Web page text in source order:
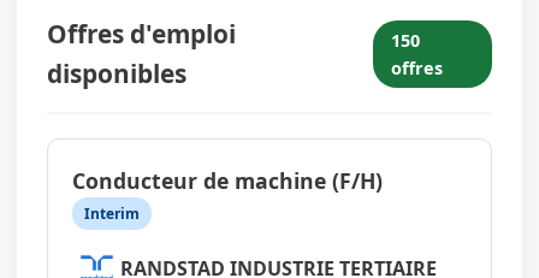
Offres d'emploi
disponibles
150
offres
Conducteur de machine (F/H)
Interim
RANDSTAD INDUSTRIE TERTIAIRE